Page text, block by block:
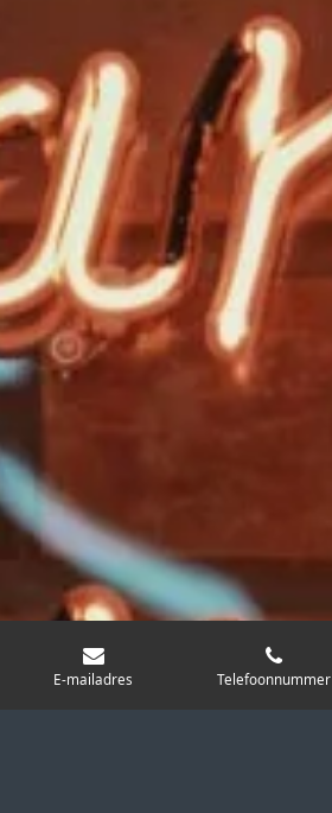
E-mailadres Telefoonnummer